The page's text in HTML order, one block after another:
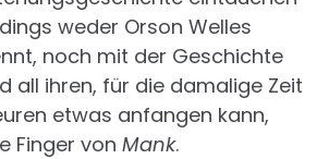
weder Orson Welles
noch mit der Geschichte
all ihren, für die damalige Zeit
etwas anfangen kann,
Finger von Mank.